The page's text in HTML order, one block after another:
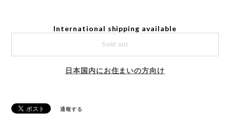
International shipping available
Sold out
日本国内にお住まいの方向け
通報する